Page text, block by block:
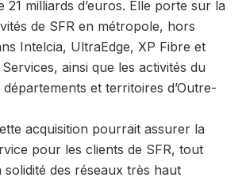
21 milliards d’euros. Elle porte sur la
de SFR en métropole, hors
Intelcia, UltraEdge, XP Fibre et
ainsi que les activités du
et territoires d’Outre-
acquisition pourrait assurer la
pour les clients de SFR, tout
des réseaux très haut